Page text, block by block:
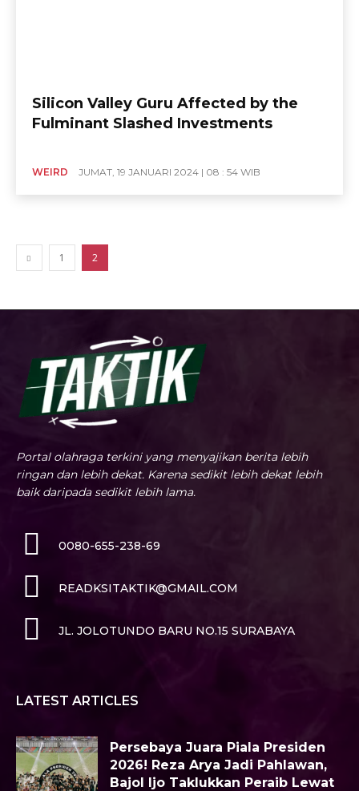
Silicon Valley Guru Affected by the
Fulminant Slashed Investments
WEIRD JUMAT, 19 JANUARI 2024 | 08 : 54 WIB
1 2
Portal olahraga terkini yang menyajikan berita lebih
ringan dan lebih dekat. Karena sedikit lebih dekat lebih
baik daripada sedikit lebih lama.
0080-655-238-69
READKSITAKTIK@GMAIL.COM
JL. JOLOTUNDO BARU NO.15 SURABAYA
LATEST ARTICLES
Persebaya Juara Piala Presiden
2026! Reza Arya Jadi Pahlawan,
Bajol Ijo Taklukkan Peraib Lewat